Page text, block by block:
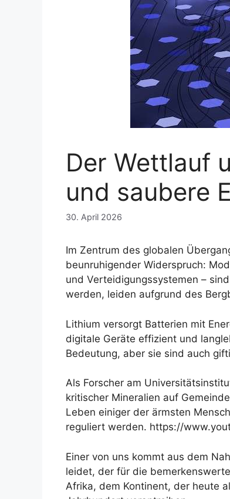
Der Wettlauf
und saubere
30. April 2026
Im Zentrum des globalen
beunruhigender Widerspruch:
und Verteidigungssystemen –
werden, leiden aufgrund des
Lithium versorgt Batterien mit
digitale Geräte effizient und
Bedeutung, aber sie sind auch
Als Forscher am
kritischer Mineralien auf
Leben einiger der ärmsten
reguliert werden. https://
Einer von uns kommt aus dem
leidet, der für die
Afrika, dem Kontinent, der heute